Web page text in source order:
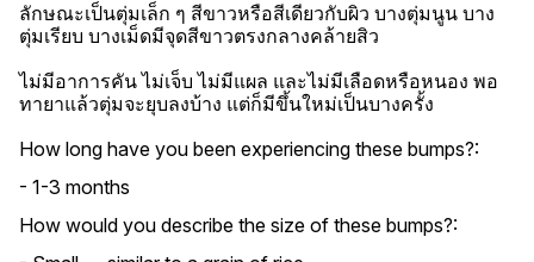
ลักษณะเป็นตุ่มเล็ก ๆ สีขาวหรือสีเดียวกับผิว บางตุ่มนูน บาง
ตุ่มเรียบ บางเม็ดมีจุดสีขาวตรงกลางคล้ายสิว
ไม่มีอาการคัน ไม่เจ็บ ไม่มีแผล และไม่มีเลือดหรือหนอง พอ
ทายาแล้วตุ่มจะยุบลงบ้าง แต่ก็มีขึ้นใหม่เป็นบางครั้ง
How long have you been experiencing these bumps?:
- 1-3 months
How would you describe the size of these bumps?: